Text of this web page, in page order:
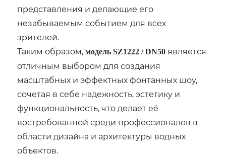
представления и делающие его
незабываемым событием для всех
зрителей.
Таким образом,модель SZ1222 / DN50 является
отличным выбором для создания
масштабных и эффектных фонтанных шоу,
сочетая в себе надежность, эстетику и
функциональность, что делает её
востребованной среди профессионалов в
области дизайна и архитектуры водных
объектов.